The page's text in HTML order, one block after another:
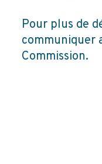
Pour plus de
communiquer
Commission.